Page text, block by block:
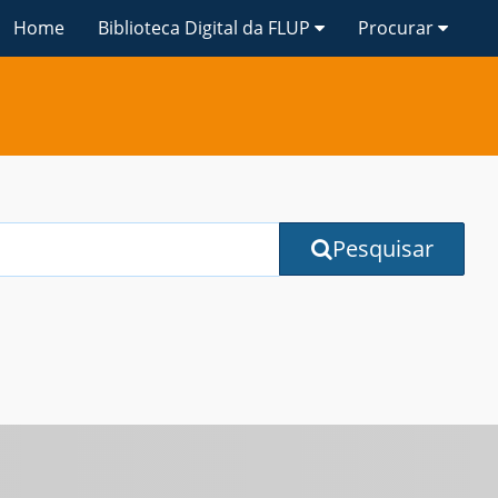
Home Biblioteca Digital da FLUP Procurar
Pesquisar